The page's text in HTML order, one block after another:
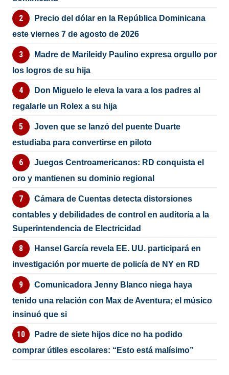
Precio del dólar en la República Dominicana
este viernes 7 de agosto de 2026
Madre de Marileidy Paulino expresa orgullo por
los logros de su hija
Don Miguelo le eleva la vara a los padres al
regalarle un Rolex a su hija
Joven que se lanzó del puente Duarte
estudiaba para convertirse en piloto
Juegos Centroamericanos: RD conquista el
oro y mantienen su dominio regional
Cámara de Cuentas detecta distorsiones
contables y debilidades de control en auditoría a la
Superintendencia de Electricidad
Hansel García revela EE. UU. participará en
investigación por muerte de policía de NY en RD
Comunicadora Jenny Blanco niega haya
tenido una relación con Max de Aventura; el músico
insinuó que si
Padre de siete hijos dice no ha podido
comprar útiles escolares: “Esto está malísimo”